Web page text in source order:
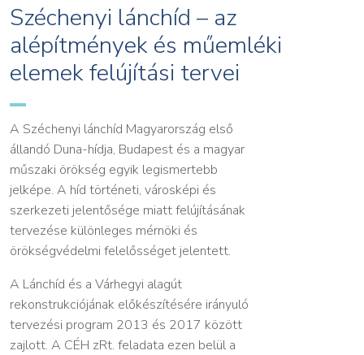
Széchenyi lánchíd – az
alépítmények és műemléki
elemek felújítási tervei
A Széchenyi lánchíd Magyarország első
állandó Duna-hídja, Budapest és a magyar
műszaki örökség egyik legismertebb
jelképe. A híd történeti, városképi és
szerkezeti jelentősége miatt felújításának
tervezése különleges mérnöki és
örökségvédelmi felelősséget jelentett.
A Lánchíd és a Várhegyi alagút
rekonstrukciójának előkészítésére irányuló
tervezési program 2013 és 2017 között
zajlott. A CÉH zRt. feladata ezen belül a